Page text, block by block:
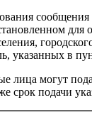
для
указанных в
лица могут
срок подачи